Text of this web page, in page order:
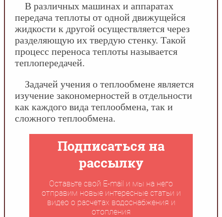
В различных машинах и аппаратах
передача теплоты от одной движущейся
жидкости к другой осуществляется через
разделяющую их твердую стенку. Такой
процесс переноса теплоты называется
теплопередачей.
Задачей учения о теплообмене является
изучение закономерностей в отдельности
как каждого вида теплообмена, так и
сложного теплообмена.
Подписаться на
рассылку
Оставьте свой E-mail и мы на него
отправим новые интересные статьи и
видео о расчетах водоснабжения и
отопления